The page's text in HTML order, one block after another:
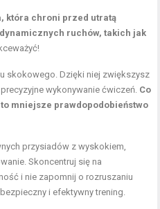
która chroni przed utratą
ruchów, takich jak
skokowego. Dzięki niej zwiększysz
wykonywanie ćwiczeń. Co
mniejsze prawdopodobieństwo
przysiadów z wyskokiem,
Skoncentruj się na
i nie zapomnij o rozruszaniu
i efektywny trening.